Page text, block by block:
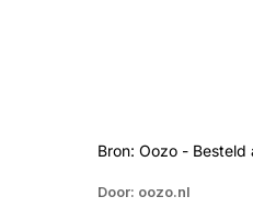
Bron: Oozo -
Door: oozo.nl